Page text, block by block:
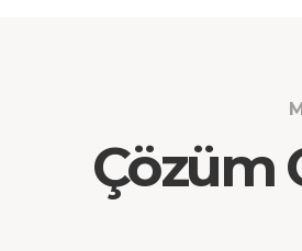
Çözüm